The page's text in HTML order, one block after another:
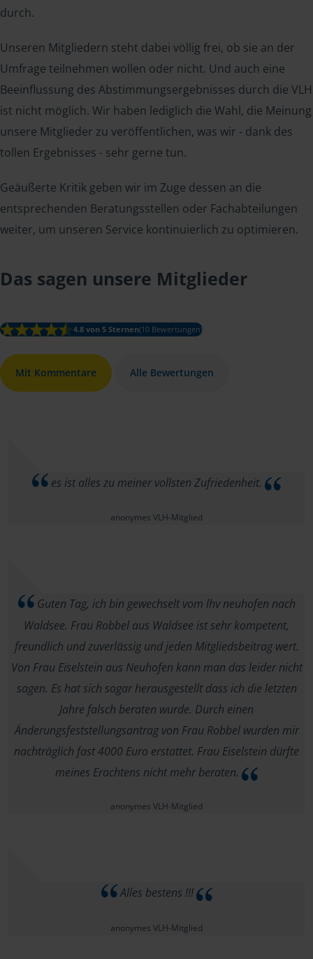
durch.
Unseren Mitgliedern steht dabei völlig frei, ob sie an der
Umfrage teilnehmen wollen oder nicht. Und auch eine
Beeinflussung des Abstimmungsergebnisses durch die VLH
ist nicht möglich. Wir haben lediglich die Wahl, die Meinung
unsere Mitglieder zu veröffentlichen, was wir - dank des
tollen Ergebnisses - sehr gerne tun.
Geäußerte Kritik geben wir im Zuge dessen an die
entsprechenden Beratungsstellen oder Fachabteilungen
weiter, um unseren Service kontinuierlich zu optimieren.
Das sagen unsere Mitglieder
4.8 von 5 Sternen(10 Bewertungen)
Mit Kommentare Alle Bewertungen
es ist alles zu meiner vollsten Zufriedenheit.
anonymes VLH-Mitglied
Guten Tag, ich bin gewechselt vom lhv neuhofen nach
Waldsee. Frau Robbel aus Waldsee ist sehr kompetent,
freundlich und zuverlässig und jeden Mitgliedsbeitrag wert.
Von Frau Eiselstein aus Neuhofen kann man das leider nicht
sagen. Es hat sich sogar herausgestellt dass ich die letzten
Jahre falsch beraten wurde. Durch einen
Änderungsfeststellungsantrag von Frau Robbel wurden mir
nachträglich fast 4000 Euro erstattet. Frau Eiselstein dürfte
meines Erachtens nicht mehr beraten.
anonymes VLH-Mitglied
Alles bestens !!!
anonymes VLH-Mitglied